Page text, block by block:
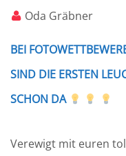
Oda Gräbner
BEI
SIND DIE ERSTEN
SCHON DA
Verewigt mit euren